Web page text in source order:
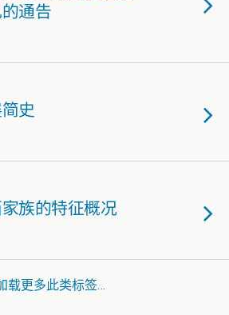
通告
史
族的特征概况
载更多此类标签…